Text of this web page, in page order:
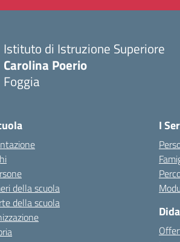
Istituto di Istruzione Superiore
Carolina Poerio
Foggia
della scuola
della scuola
I